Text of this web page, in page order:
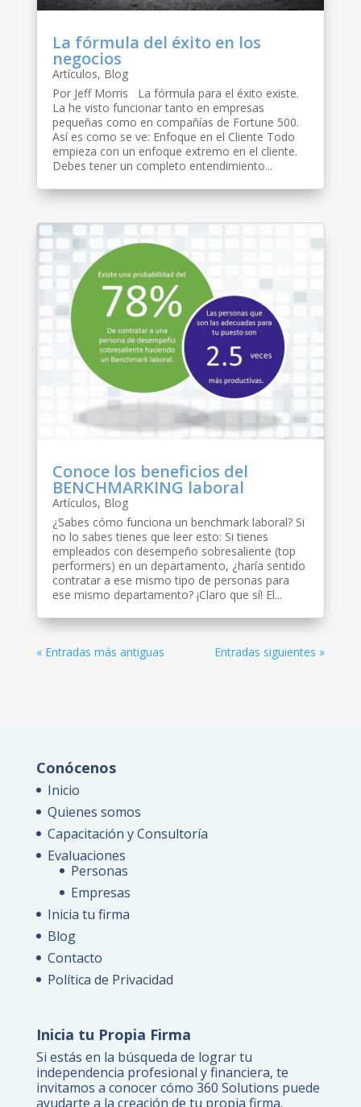
La fórmula del éxito en los
negocios
Artículos, Blog
Por Jeff Morris La fórmula para el éxito existe.
La he visto funcionar tanto en empresas
pequeñas como en compañías de Fortune 500.
Así es como se ve: Enfoque en el Cliente Todo
empieza con un enfoque extremo en el cliente.
Debes tener un completo entendimiento...
Conoce los beneficios del
BENCHMARKING laboral
Artículos, Blog
¿Sabes cómo funciona un benchmark laboral? Si
no lo sabes tienes que leer esto: Si tienes
empleados con desempeño sobresaliente (top
performers) en un departamento, ¿haría sentido
contratar a ese mismo tipo de personas para
ese mismo departamento? ¡Claro que sí! El...
« Entradas más antiguas Entradas siguientes »
Conócenos
Inicio
Quienes somos
Capacitación y Consultoría
Evaluaciones
Personas
Empresas
Inicia tu firma
Blog
Contacto
Política de Privacidad
Inicia tu Propia Firma
Si estás en la búsqueda de lograr tu
independencia profesional y financiera, te
invitamos a conocer cómo 360 Solutions puede
ayudarte a la creación de tu propia firma.